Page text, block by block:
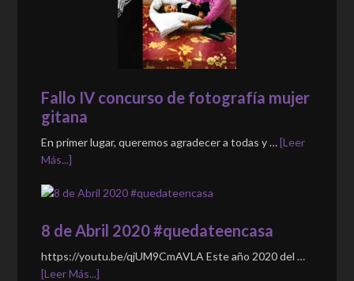
Fallo IV concurso de fotografía mujer
gitana
En primer lugar, queremos agradecer a todas y …[Leer
Más...]
8 de Abril 2020 #quedateencasa
https://youtu.be/qjUM9CmAVLA Este año 2020 del …
[Leer Más...]